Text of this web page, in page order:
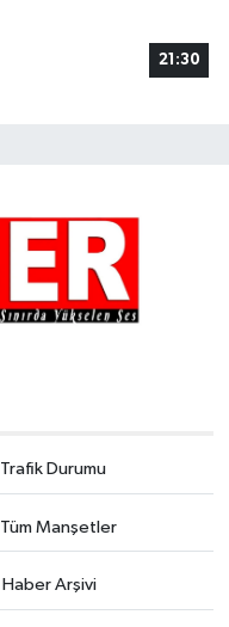
21:30
Trafik Durumu
Tüm Manşetler
Haber Arşivi